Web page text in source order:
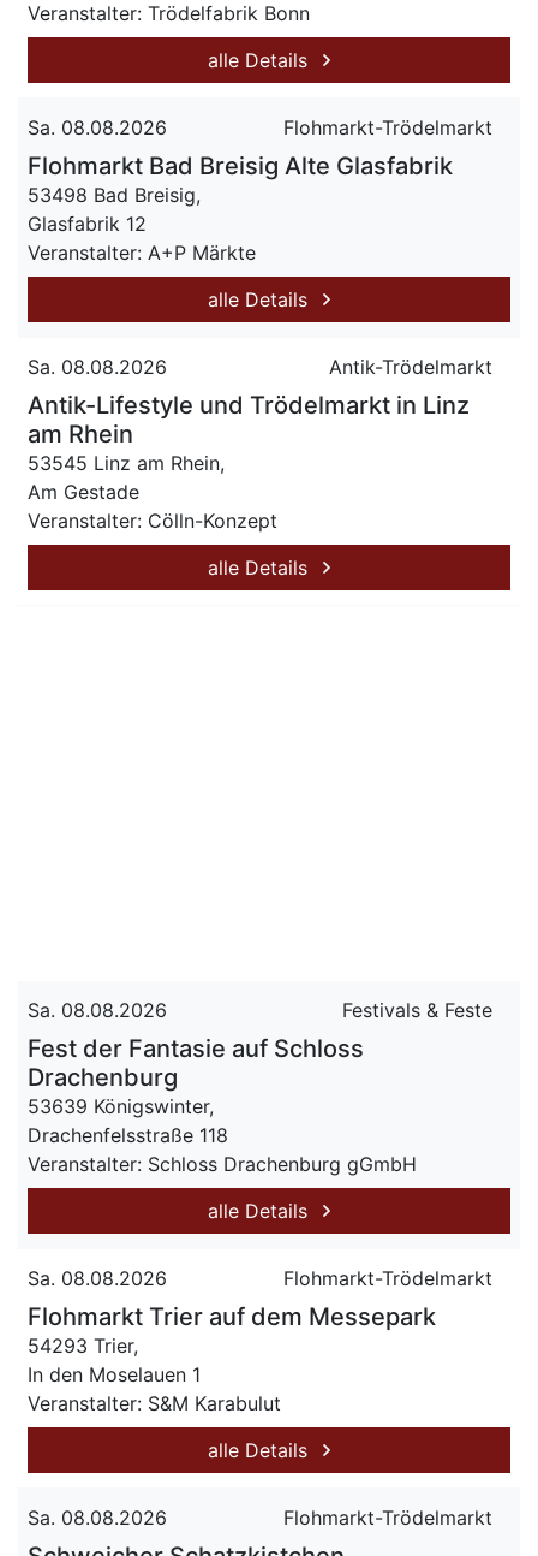
Veranstalter: Trödelfabrik Bonn
alle Details
Sa. 08.08.2026 Flohmarkt-Trödelmarkt
Flohmarkt Bad Breisig Alte Glasfabrik
53498 Bad Breisig,
Glasfabrik 12
Veranstalter: A+P Märkte
alle Details
Sa. 08.08.2026 Antik-Trödelmarkt
Antik-Lifestyle und Trödelmarkt in Linz
am Rhein
53545 Linz am Rhein,
Am Gestade
Veranstalter: Cölln-Konzept
alle Details
Sa. 08.08.2026 Festivals & Feste
Fest der Fantasie auf Schloss
Drachenburg
53639 Königswinter,
Drachenfelsstraße 118
Veranstalter: Schloss Drachenburg gGmbH
alle Details
Sa. 08.08.2026 Flohmarkt-Trödelmarkt
Flohmarkt Trier auf dem Messepark
54293 Trier,
In den Moselauen 1
Veranstalter: S&M Karabulut
alle Details
Sa. 08.08.2026 Flohmarkt-Trödelmarkt